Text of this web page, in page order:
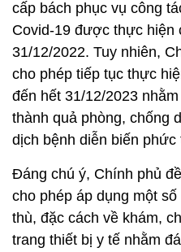
cấp bách phục vụ công
Covid-19 được thực hiện
31/12/2022. Tuy nhiên,
cho phép tiếp tục thực
đến hết 31/12/2023
thành quả phòng, chống
dịch bệnh diễn biến phức
Đáng chú ý, Chính phủ
cho phép áp dụng một
thù, đặc cách về khám,
trang thiết bị y tế nhằm